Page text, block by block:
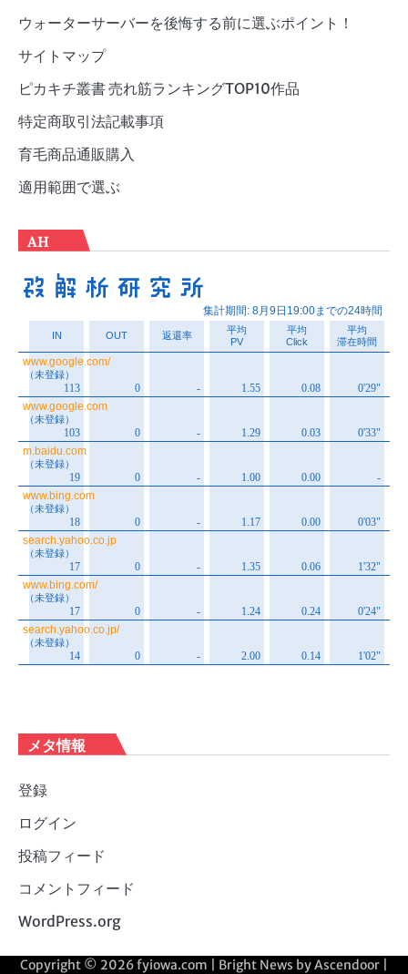
ウォーターサーバーを後悔する前に選ぶポイント！
サイトマップ
ピカキチ叢書 売れ筋ランキングTOP10作品
特定商取引法記載事項
育毛商品通販購入
適用範囲で選ぶ
AH
メタ情報
登録
ログイン
投稿フィード
コメントフィード
WordPress.org
Copyright © 2026fyiowa.com | Bright News byAscendoor